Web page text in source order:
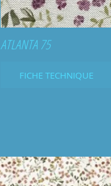
ATLANTA 75
FICHE TECHNIQUE